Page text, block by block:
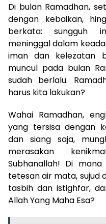
Di bulan Ramadhan,
dengan kebaikan,
berkata: sungguh
meninggal dalam
iman dan kelezatan
muncul pada bulan
sudah berlalu.
harus kita lakukan?
Wahai Ramadhan,
yang tersisa dengan
dan siang saja,
merasakan
Subhanallah! Di
tetesan air mata, sujud
tasbih dan istighfar,
Allah Yang Maha Esa?